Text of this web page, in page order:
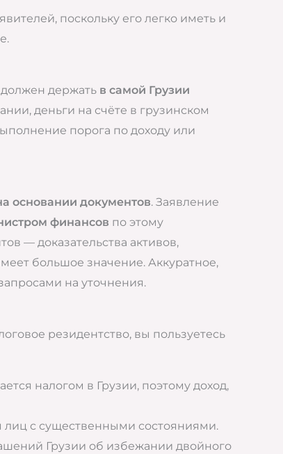
поскольку его легко иметь и
держать в самой Грузии
деньги на счёте в грузинском
порога по доходу или
основании документов. Заявление
финансов по этому
— доказательства активов,
большое значение. Аккуратное,
на уточнения.
резидентство, вы пользуетесь
налогом в Грузии, поэтому доход,
лиц с существенными состояниями.
Грузии об избежании двойного